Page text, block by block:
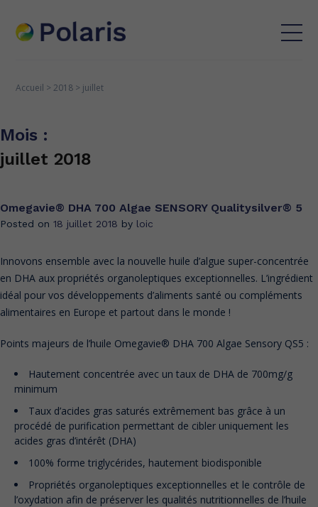
Accueil >2018 > juillet
Mois :
juillet 2018
Omegavie® DHA 700 Algae SENSORY Qualitysilver® 5
Posted on 18 juillet 2018 by loic
Innovons ensemble avec la nouvelle huile d’algue super-concentrée
en DHA aux propriétés organoleptiques exceptionnelles. L’ingrédient
idéal pour vos développements d’aliments santé ou compléments
alimentaires en Europe et partout dans le monde !
Points majeurs de l’huile Omegavie® DHA 700 Algae Sensory QS5 :
Hautement concentrée avec un taux de DHA de 700mg/g
minimum
Taux d’acides gras saturés extrêmement bas grâce à un
procédé de purification permettant de cibler uniquement les
acides gras d’intérêt (DHA)
100% forme triglycérides, hautement biodisponible
Propriétés organoleptiques exceptionnelles et le contrôle de
l’oxydation afin de préserver les qualités nutritionnelles de l’huile